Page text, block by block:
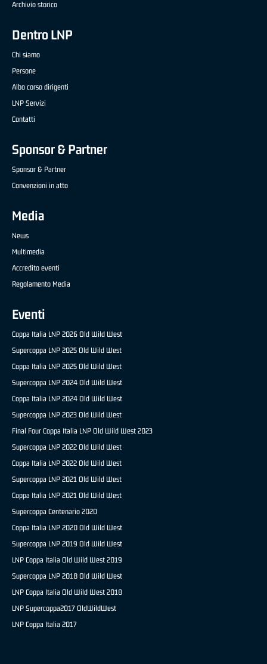
Archivio storico
Dentro LNP
Chi siamo
Persone
Albo corso dirigenti
LNP Servizi
Contatti
Sponsor & Partner
Sponsor & Partner
Convenzioni in atto
Media
News
Multimedia
Accredito eventi
Regolamento Media
Eventi
Coppa Italia LNP 2026 Old Wild West
Supercoppa LNP 2025 Old Wild West
Coppa Italia LNP 2025 Old Wild West
Supercoppa LNP 2024 Old Wild West
Coppa Italia LNP 2024 Old Wild West
Supercoppa LNP 2023 Old Wild West
Final Four Coppa Italia LNP Old Wild West 2023
Supercoppa LNP 2022 Old Wild West
Coppa Italia LNP 2022 Old Wild West
Supercoppa LNP 2021 Old Wild West
Coppa Italia LNP 2021 Old Wild West
Supercoppa Centenario 2020
Coppa Italia LNP 2020 Old Wild West
Supercoppa LNP 2019 Old Wild West
LNP Coppa Italia Old Wild West 2019
Supercoppa LNP 2018 Old Wild West
LNP Coppa Italia Old Wild West 2018
LNP Supercoppa2017 OldWildWest
LNP Coppa Italia 2017